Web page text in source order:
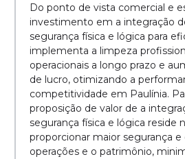
Do ponto de vista comercial e
investimento em a integração
segurança física e lógica para
implementa a limpeza
operacionais a longo prazo e
de lucro, otimizando a
competitividade em Paulínia.
proposição de valor de a
segurança física e lógica reside
proporcionar maior segurança
operações e o patrimônio,